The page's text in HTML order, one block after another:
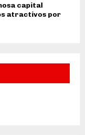
capital
atractivos por